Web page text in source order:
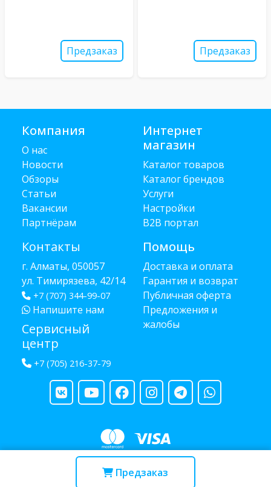
Предзаказ
Предзаказ Предзаказ
Компания
О нас
Новости
Обзоры
Статьи
Вакансии
Партнёрам
Контакты
г. Алматы, 050057
ул. Тимирязева, 42/14
+7 (707) 344-99-07
Напишите нам
Сервисный
центр
+7 (705) 216-37-79
Интернет
магазин
Каталог товаров
Каталог брендов
Услуги
Настройки
B2B портал
Помощь
Доставка и оплата
Гарантия и возврат
Публичная оферта
Предложения и
жалобы
Copyright © 2013 - 2026 RUBA - разработано